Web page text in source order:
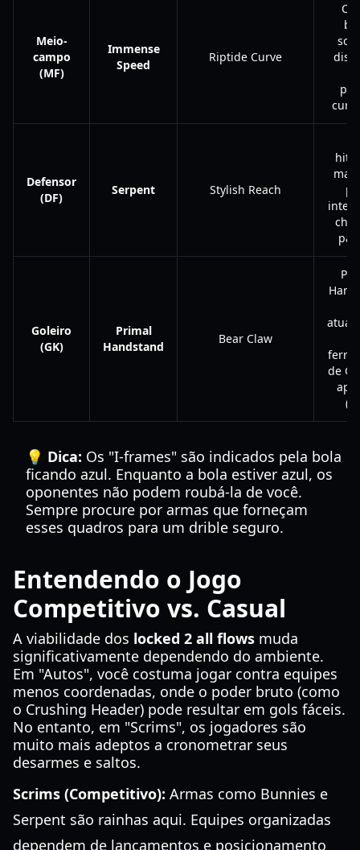
Meio-
campo
(MF)
Immense
Speed
Riptide Curve
Defensor
(DF)
Serpent Stylish Reach
Goleiro
(GK)
Primal
Handstand
Bear Claw
de
💡 Dica: Os "I-frames" são indicados pela bola
ficando azul. Enquanto a bola estiver azul, os
oponentes não podem roubá-la de você.
Sempre procure por armas que forneçam
esses quadros para um drible seguro.
Entendendo o Jogo
Competitivo vs. Casual
A viabilidade dos locked 2 all flows muda
significativamente dependendo do ambiente.
Em "Autos", você costuma jogar contra equipes
menos coordenadas, onde o poder bruto (como
o Crushing Header) pode resultar em gols fáceis.
No entanto, em "Scrims", os jogadores são
muito mais adeptos a cronometrar seus
desarmes e saltos.
Scrims (Competitivo): Armas como Bunnies e
Serpent são rainhas aqui. Equipes organizadas
dependem de lançamentos e posicionamento